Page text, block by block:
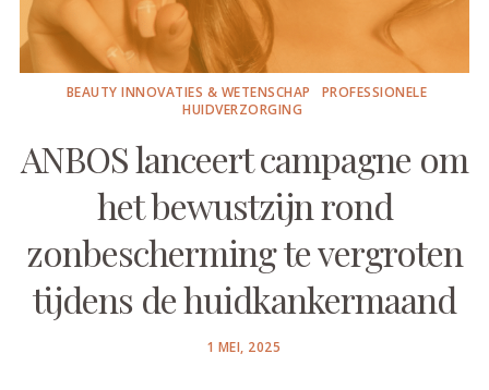
BEAUTY INNOVATIES & WETENSCHAP
PROFESSIONELE
HUIDVERZORGING
ANBOS lanceert campagne om
het bewustzijn rond
zonbescherming te vergroten
tijdens de huidkankermaand
POSTED
1 MEI, 2025